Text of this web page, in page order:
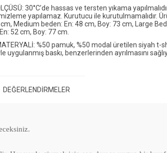
30°C’de hassas ve tersten yıkama
yapılamaz. Kurutucu ile kurutulmamalıdır.
cm, Medium beden: En: 48 cm, Boy: 73 cm, Large
52 cm, Boy: 77 cm.
%50 pamuk, %50 modal üretilen siyah t-
uygulanmış baskı, benzerlerinden ayrılmasını
DEĞERLENDIRMELER